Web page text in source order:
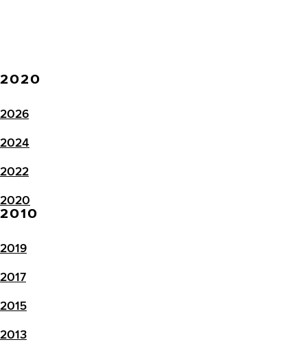
2020
2026
2024
2022
2020
2010
2019
2017
2015
2013